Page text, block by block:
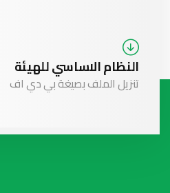
النظام الاساسي للهيئة
تنزيل الملف بصيغة بي دي اف